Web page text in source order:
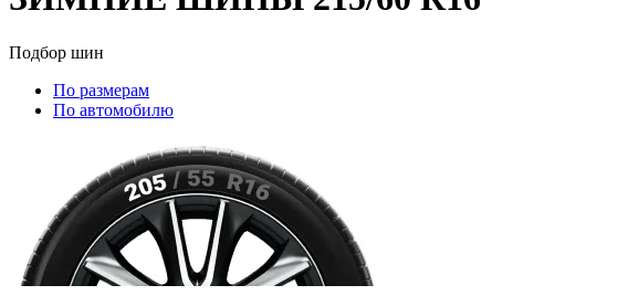
Подбор шин
По размерам
По автомобилю